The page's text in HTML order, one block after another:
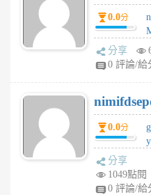
0.0分
F
5
分享
0 評論/給
0.0分
jl
分享
1049點閱
0 評論/給